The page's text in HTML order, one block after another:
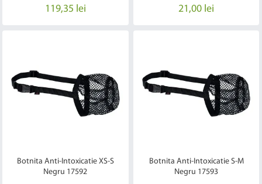
119,35 lei 21,00 lei
Botnita Anti-Intoxicatie XS-S
Negru 17592
Botnita Anti-Intoxicatie S-M
Negru 17593